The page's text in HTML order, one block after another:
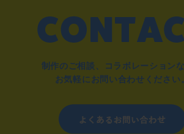
制作のご相談、コラボレーションな
お気軽にお問い合わせください